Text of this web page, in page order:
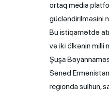
ortaq media
gücləndirilməsini
Bu istiqamətdə
və iki ölkənin milli
Şuşa
Sənəd
regionda sülhün,